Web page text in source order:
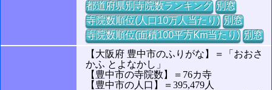
都道府県別寺院数ランキング 別窓
寺院数順位(人口10万人当たり) 別窓
寺院数順位(面積100平方Km当たり) 別窓
【大阪府 豊中市のふりがな】＝「おおさ
かふ とよなかし」
【豊中市の寺院数】＝76カ寺
【豊中市の人口】＝395,479人